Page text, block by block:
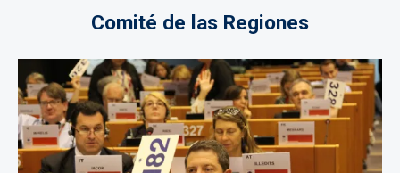
Comité de las Regiones